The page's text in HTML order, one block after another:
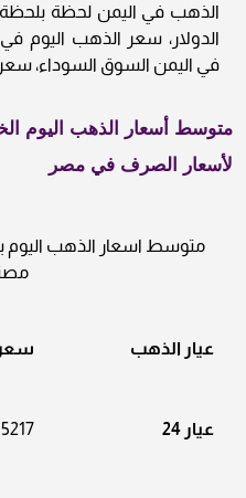
الذهب في اليمن لحظة
الدولار، سعر الذهب اليوم
في اليمن السوق السوداء،
لأسعار الصرف في مصر
متوسط اسعار الذهب اليوم
عيار الذهب سعر
عيار 24 5217 جنيه